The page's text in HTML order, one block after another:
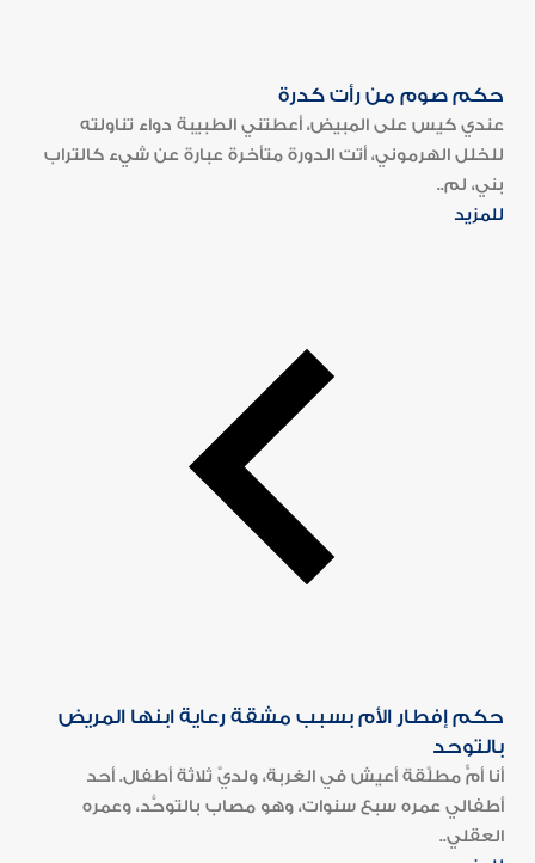
حكم صوم من رأت كدرة
عندي كيس على المبيض، أعطتني الطبيبة دواء تناولته
للخلل الهرموني، أتت الدورة متأخرة عبارة عن شيء كالتراب
بني، لم..
للمزيد
حكم إفطار الأم بسبب مشقة رعاية ابنها المريض
بالتوحد
أنا أمٌّ مطلَّقة أعيش في الغربة، ولديَّ ثلاثة أطفال. أحد
أطفالي عمره سبع سنوات، وهو مصاب بالتوحُّد، وعمره
العقلي..